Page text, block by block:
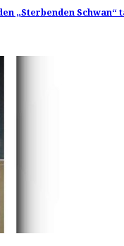
„Sterbenden